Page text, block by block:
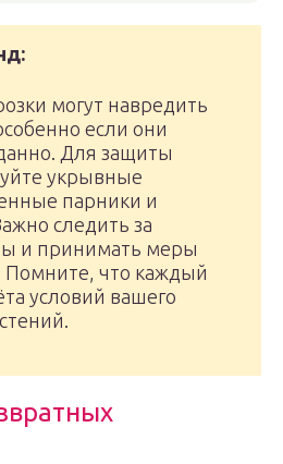
могут навредить
если они
Для защиты
укрывные
парники и
следить за
и принимать меры
Помните, что каждый
условий вашего